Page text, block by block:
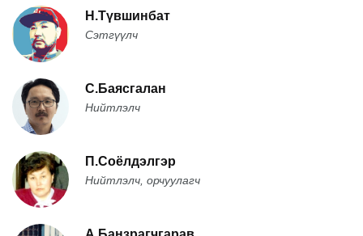
Н.Түвшинбат
Сэтгүүлч
С.Баясгалан
Нийтлэлч
П.Соёлдэлгэр
Нийтлэлч, орчуулагч